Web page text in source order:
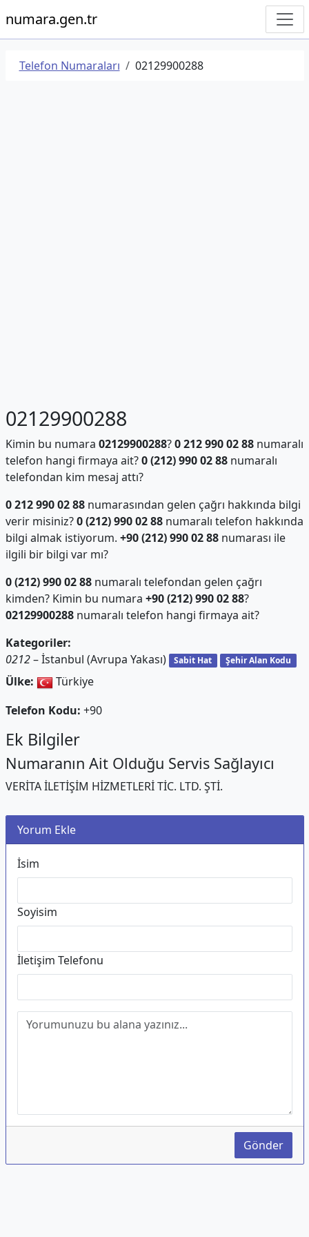
numara.gen.tr
Telefon Numaraları 02129900288
02129900288
Kimin bu numara 02129900288?0 212 990 02 88numaralı
telefon hangi firmaya ait?0 (212) 990 02 88numaralı
telefondan kim mesaj attı?
0 212 990 02 88numarasından gelen çağrı hakkında bilgi
verir misiniz?0 (212) 990 02 88numaralı telefon hakkında
bilgi almak istiyorum. +90 (212) 990 02 88numarası ile
ilgili bir bilgi var mı?
0 (212) 990 02 88numaralı telefondan gelen çağrı
kimden? Kimin bu numara +90 (212) 990 02 88?
02129900288numaralı telefon hangi firmaya ait?
Kategoriler:
0212– İstanbul (Avrupa Yakası) Sabit Hat Şehir Alan Kodu
Ülke:
Türkiye
Telefon Kodu: +90
Ek Bilgiler
Numaranın Ait Olduğu Servis Sağlayıcı
VERİTA İLETİŞİM HİZMETLERİ TİC. LTD. ŞTİ.
Yorum Ekle
İsim
Soyisim
İletişim Telefonu
Gönder